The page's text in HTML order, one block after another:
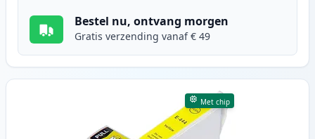
Bestel nu, ontvang morgen
Gratis verzending vanaf € 49
Met chip